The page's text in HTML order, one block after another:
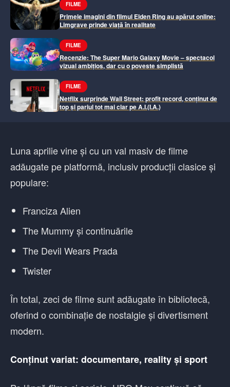
FILME
Primele imagini din filmul Elden Ring au apărut online:
Limgrave prinde viață în realitate
FILME
Recenzie: The Super Mario Galaxy Movie – spectacol
vizual ambițios, dar cu o poveste simplistă
FILME
Netflix surprinde Wall Street: profit record, conținut de
top și pariul tot mai clar pe A.I.(I.A.)
Luna aprilie vine și cu un val masiv de filme
adăugate pe platformă, inclusiv producții clasice și
populare:
Franciza Alien
The Mummy și continuările
The Devil Wears Prada
Twister
În total, zeci de filme sunt adăugate în bibliotecă,
oferind o combinație de nostalgie și divertisment
modern.
Conținut variat: documentare, reality și sport